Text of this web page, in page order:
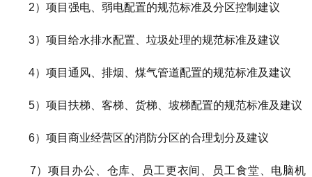
2）项目强电、弱电配置的规范标准及分区控制建议
3）项目给水排水配置、垃圾处理的规范标准及建议
4）项目通风、排烟、煤气管道配置的规范标准及建议
5）项目扶梯、客梯、货梯、坡梯配置的规范标准及建议
6）项目商业经营区的消防分区的合理划分及建议
7）项目办公、仓库、员工更衣间、员工食堂、电脑机